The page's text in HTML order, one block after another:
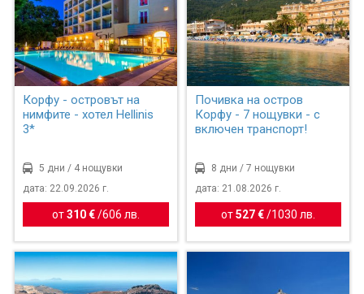
Корфу - островът на
нимфите - хотел Hellinis
3*
5 дни / 4 нощувки
дата: 22.09.2026 г.
от310 € /606 лв.
Почивка на остров
Корфу - 7 нощувки - с
включен транспорт!
8 дни / 7 нощувки
дата: 21.08.2026 г.
от527 €/ 1030 лв.